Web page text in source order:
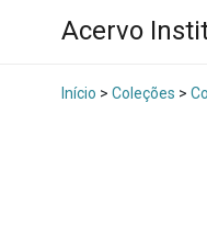
Acervo
Início > Coleções >